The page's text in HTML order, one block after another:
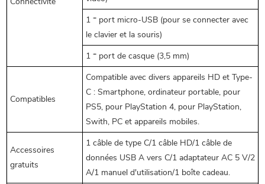
1 * port micro-USB (pour se connecter avec
le clavier et la souris)
1 * port de casque (3,5 mm)
Compatibles
Compatible avec divers appareils HD et Type-
C : Smartphone, ordinateur portable, pour
PS5, pour PlayStation 4, pour PlayStation,
Swith, PC et appareils mobiles.
Accessoires
gratuits
1 câble de type C/1 câble HD/1 câble de
données USB A vers C/1 adaptateur AC 5 V/2
A/1 manuel d'utilisation/1 boîte cadeau.